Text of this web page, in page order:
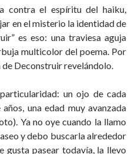
contra el espíritu del haiku,
en el misterio la identidad de
es eso: una traviesa aguja
multicolor del poema. Por
de Deconstruir revelándolo.
un ojo de cada
una edad muy avanzada
Ya no oye cuando la llamo
y debo buscarla alrededor
gusta pasear todavía, la llevo